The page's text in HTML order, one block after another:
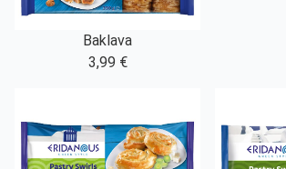
Baklava
3,99 €